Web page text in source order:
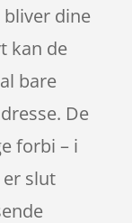
dine
kan de
bare
De
forbi – i
slut